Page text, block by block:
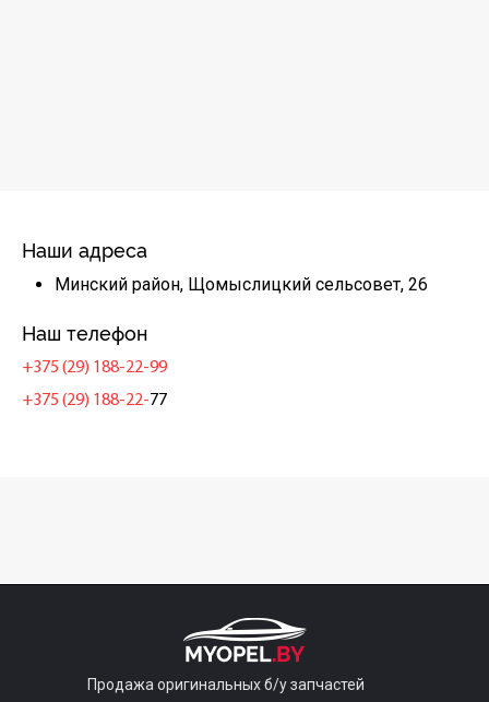
Наши адреса
Минский район, Щомыслицкий сельсовет, 26
Наш телефон
+375 (29) 188-22-99
+375 (29) 188-22-77
Продажа оригинальных б/у запчастей